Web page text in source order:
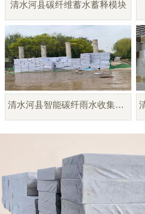
清水河县碳纤维蓄水蓄释模块
清水河县智能碳纤雨水收集模块